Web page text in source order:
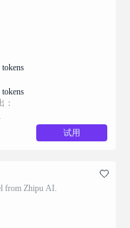
：
试用
from Zhipu AI.